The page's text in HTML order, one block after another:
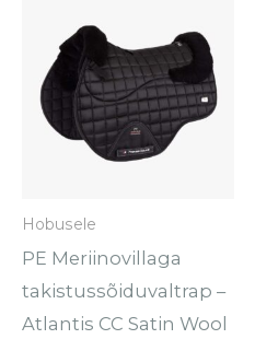
Hobusele
PE Meriinovillaga
takistussõiduvaltrap –
Atlantis CC Satin Wool